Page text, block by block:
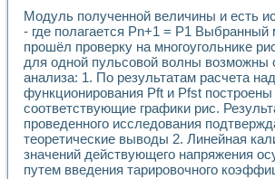
Управление движением с
Определение параметров
Система управления
Лазерный профилометр
Применение средств NATIONAL
Разработка
Автоматизированный стенд
Высокочувствительные
Установка для измерения
Исследование кинетики
Модуль полученной величины и есть
- где полагается Pn+1 = P1 Выбранный
прошёл проверку на многоугольнике
для одной пульсовой волны
анализа: 1. По результатам расчета
функционирования Pft и Pfst построены
соответствующие графики рис.
проведенного исследования
теоретические выводы 2. Линейная
значений действующего напряжения
путем введения тарировочного